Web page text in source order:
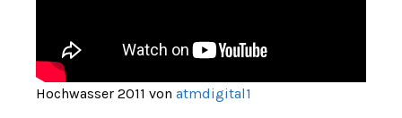
Hochwasser 2011 von atmdigital1